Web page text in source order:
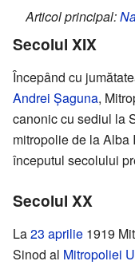
Articol principal:
Secolul XIX
Începând cu
Andrei Șaguna,
canonic cu sediul la
mitropolie de la Alba
începutul secolului
Secolul XX
La23 aprilie 1919
Sinod al Mitropoliei